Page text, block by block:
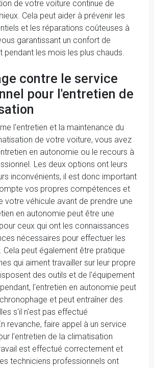
de votre voiture continue de
Cela peut aider à prévenir les
et les réparations coûteuses à
garantissant un confort de
pendant les mois les plus chauds.
contre le service
pour l'entretien de
l'entretien et la maintenance du
de votre voiture, vous avez
en autonomie ou le recours à
Les deux options ont leurs
inconvénients, il est donc important
vos propres compétences et
votre véhicule avant de prendre une
en autonomie peut être une
ceux qui ont les connaissances
nécessaires pour effectuer les
Cela peut également être pratique
qui aiment travailler sur leur propre
des outils et de l'équipement
l'entretien en autonomie peut
et peut entraîner des
s'il n'est pas effectué
revanche, faire appel à un service
l'entretien de la climatisation
est effectué correctement et
techniciens professionnels ont